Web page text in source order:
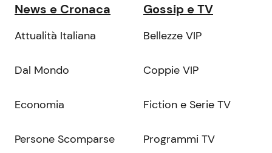
News e Cronaca
Attualità Italiana
Dal Mondo
Economia
Persone Scomparse
Gossip e TV
Bellezze VIP
Coppie VIP
Fiction e Serie TV
Programmi TV